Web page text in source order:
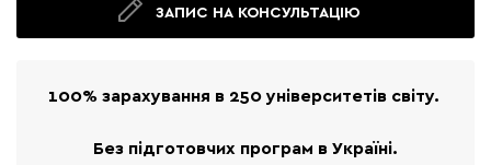
ЗАПИС НА КОНСУЛЬТАЦІЮ
100% зарахування в 250 університетів світу.
Без підготовчих програм в Україні.